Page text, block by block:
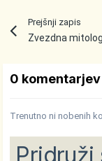
Prejšnji zapis
Zvezdna
0 komentarjev
Trenutno ni nobenih
Pridruži